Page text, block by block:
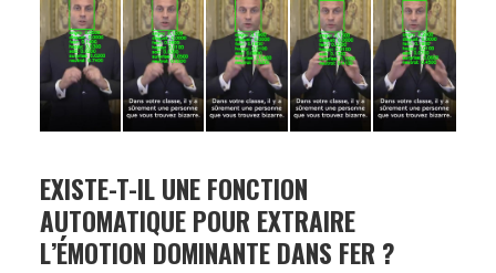
EXISTE-T-IL UNE FONCTION
AUTOMATIQUE POUR EXTRAIRE
L’ÉMOTION DOMINANTEDANS FER ?